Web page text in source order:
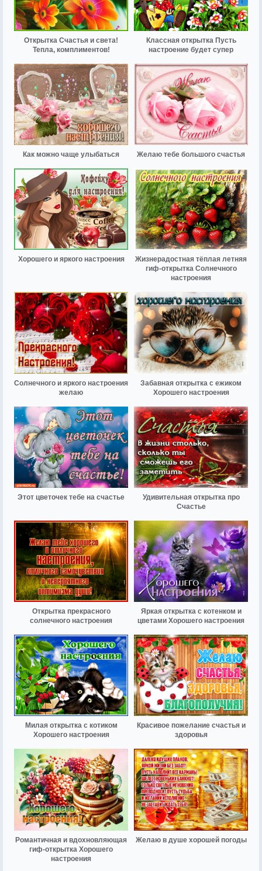
Открытка Счастья и света!
Тепла, комплиментов!
Классная открытка Пусть
настроение будет супер
Как можно чаще улыбаться Желаю тебе большого счастья
Хорошего и яркого настроения
Жизнерадостная тёплая летняя
гиф-открытка Солнечного
настроения
Солнечного и яркого настроения
желаю
Забавная открытка с ежиком
Хорошего настроения
Этот цветочек тебе на счастье
Удивительная открытка про
Счастье
Открытка прекрасного
солнечного настроения
Яркая открытка с котенком и
цветами Хорошего настроения
Милая открытка с котиком
Хорошего настроения
Красивое пожелание счастья и
здоровья
Романтичная и вдохновляющая
гиф-открытка Хорошего
настроения
Желаю в душе хорошей погоды